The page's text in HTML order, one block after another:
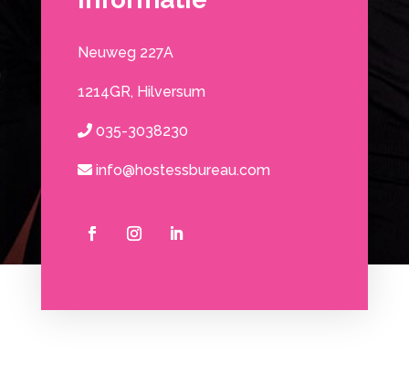
Neuweg 227A
1214GR, Hilversum
035-3038230
info@hostessbureau.com